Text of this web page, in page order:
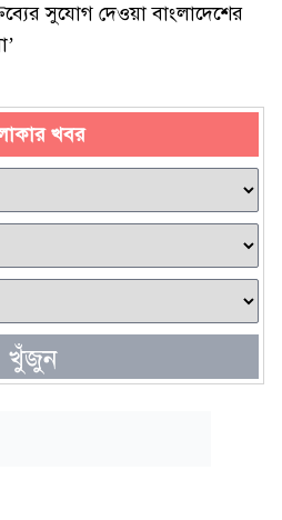
সুযোগ দেওয়া বাংলাদেশের
খবর
খুঁজুন